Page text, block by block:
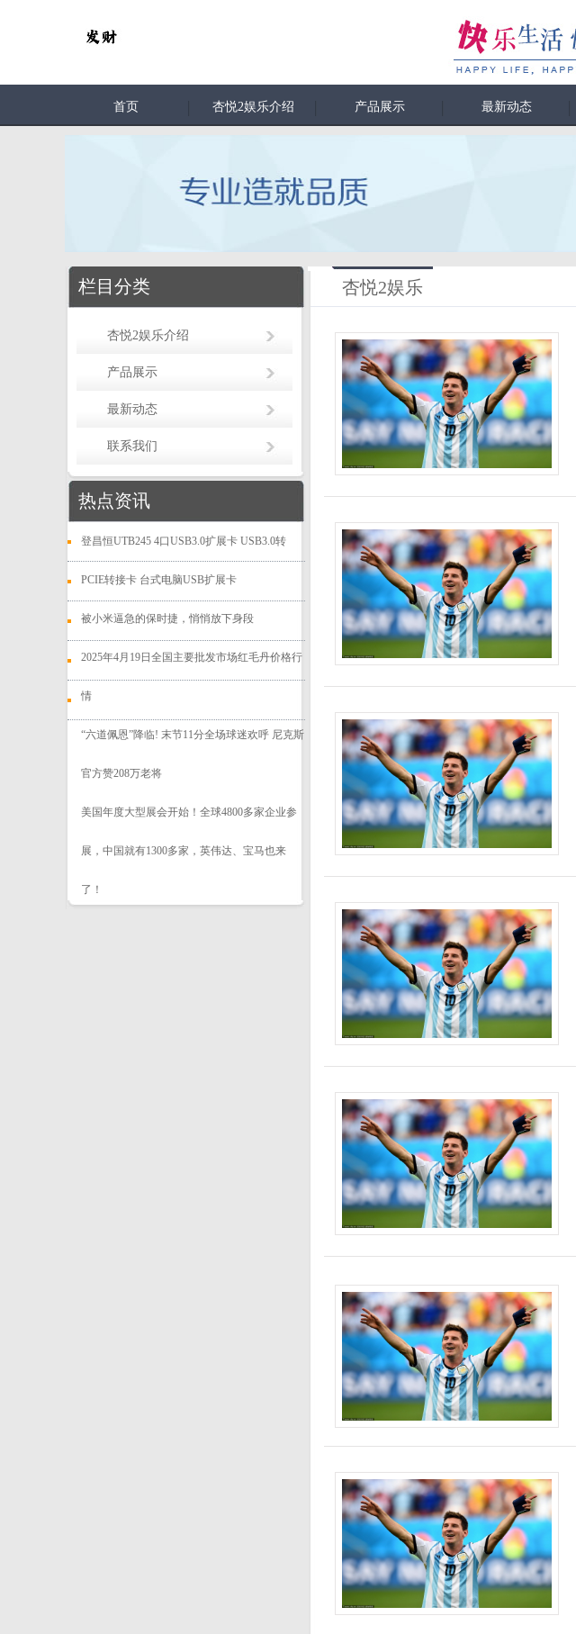
首页 杏悦2娱乐介绍 产品展示 最新动态
栏目分类
杏悦2娱乐介绍
产品展示
最新动态
联系我们
热点资讯
登昌恒UTB245 4口USB3.0扩展卡 USB3.0转
PCIE转接卡 台式电脑USB扩展卡
被小米逼急的保时捷，悄悄放下身段
2025年4月19日全国主要批发市场红毛丹价格行
情
“六道佩恩”降临! 末节11分全场球迷欢呼 尼克斯
官方赞208万老将
美国年度大型展会开始！全球4800多家企业参
展，中国就有1300多家，英伟达、宝马也来
了！
杏悦2娱乐